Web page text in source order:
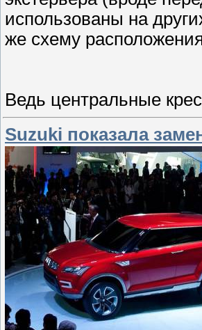
использованы на
же схему
Ведь центральные
Suzuki показала